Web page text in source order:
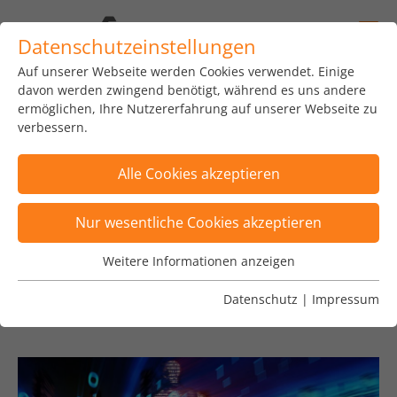
home news insights blog
Posts wurden nach Kategorie "Financial
Services" gefiltert×
Datenschutzeinstellungen
Auf unserer Webseite werden Cookies verwendet. Einige
davon werden zwingend benötigt, während es uns andere
ermöglichen, Ihre Nutzererfahrung auf unserer Webseite zu
verbessern.
Alle Cookies akzeptieren
Nur wesentliche Cookies akzeptieren
Wesentliche Cookies
Wesentliche Cookies werden für grundlegende
gewährleistet, dass die Webseite einwandfrei
fe_typo_user
Cookie-Informationen anzeigen
Weitere Informationen anzeigen
Datenschutz | Impressum